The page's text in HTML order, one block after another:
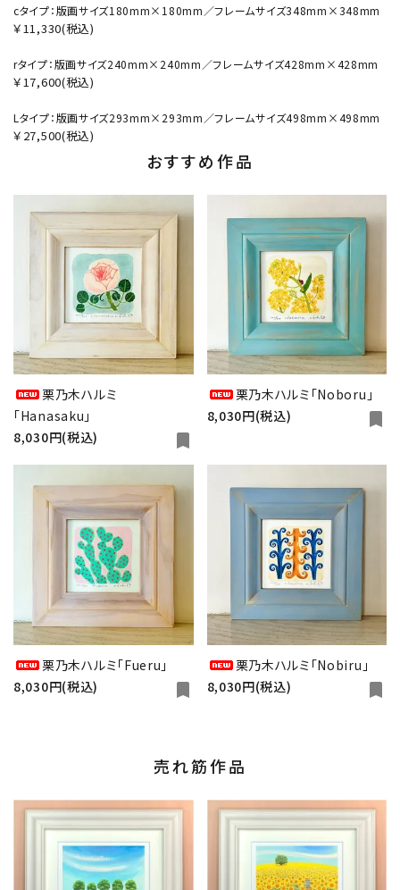
cタイプ：版画サイズ180mm×180mm／フレームサイズ348mm×348mm
￥11,330(税込)
rタイプ：版画サイズ240mm×240mm／フレームサイズ428mm×428mm
￥17,600(税込)
Lタイプ：版画サイズ293mm×293mm／フレームサイズ498mm×498mm
￥27,500(税込)
おすすめ作品
栗乃木ハルミ
「Hanasaku」
8,030円(税込)
bookmark
栗乃木ハルミ「Noboru」
8,030円(税込)
bookmark
栗乃木ハルミ「Fueru」
8,030円(税込)
bookmark
栗乃木ハルミ「Nobiru」
8,030円(税込)
bookmark
売れ筋作品